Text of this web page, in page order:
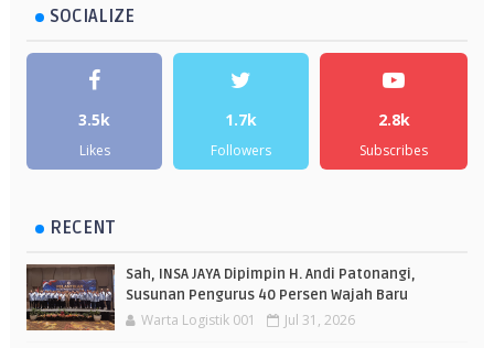
SOCIALIZE
3.5k
Likes
1.7k
Followers
2.8k
Subscribes
RECENT
Sah, INSA JAYA Dipimpin H. Andi Patonangi,
Susunan Pengurus 40 Persen Wajah Baru
Warta Logistik 001 Jul 31, 2026